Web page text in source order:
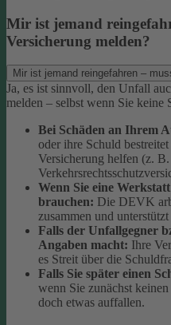
Mir ist jemand
Versicherung melden?
Mir ist jemand reingefahren –
Ja, es ist sinnvoll, den Unfall
melden – selbst wenn Sie keine
Bei Schäden an Ihrem
oder ihre Schuld
Versicherung helfen (z.
Wenn Sie eine
brauchen: Die DEVK
zusammen und
Falls der Unfallgegner
Angaben macht: Ihre
es Streit über die
Falls Sie später einen
wenn Sie zunächst
doch etwas auffallen.